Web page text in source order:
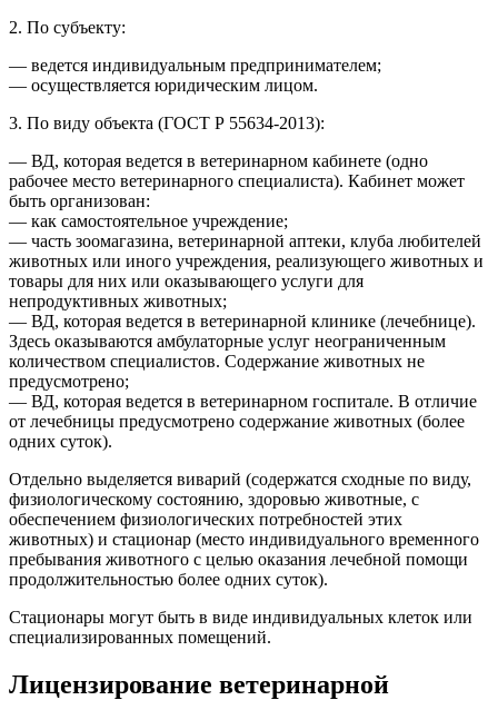
2. По субъекту:
— ведется индивидуальным предпринимателем;
— осуществляется юридическим лицом.
3. По виду объекта (ГОСТ Р 55634-2013):
— ВД, которая ведется в ветеринарном кабинете (одно
рабочее место ветеринарного специалиста). Кабинет может
быть организован:
— как самостоятельное учреждение;
— часть зоомагазина, ветеринарной аптеки, клуба любителей
животных или иного учреждения, реализующего животных и
товары для них или оказывающего услуги для
непродуктивных животных;
— ВД, которая ведется в ветеринарной клинике (лечебнице).
Здесь оказываются амбулаторные услуг неограниченным
количеством специалистов. Содержание животных не
предусмотрено;
— ВД, которая ведется в ветеринарном госпитале. В отличие
от лечебницы предусмотрено содержание животных (более
одних суток).
Отдельно выделяется виварий (содержатся сходные по виду,
физиологическому состоянию, здоровью животные, с
обеспечением физиологических потребностей этих
животных) и стационар (место индивидуального временного
пребывания животного с целью оказания лечебной помощи
продолжительностью более одних суток).
Стационары могут быть в виде индивидуальных клеток или
специализированных помещений.
Лицензирование ветеринарной